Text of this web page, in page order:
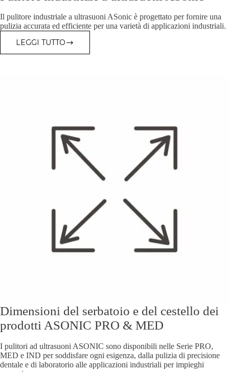
Il pulitore industriale a ultrasuoni ASonic è progettato per fornire una
pulizia accurata ed efficiente per una varietà di applicazioni industriali.
LEGGI TUTTO
PULITORE
INDUSTRIALE
Dimensioni del serbatoio e del cestello dei
prodotti ASONIC PRO & MED
I pulitori ad ultrasuoni ASONIC sono disponibili nelle Serie PRO,
MED e IND per soddisfare ogni esigenza, dalla pulizia di precisione
dentale e di laboratorio alle applicazioni industriali per impieghi